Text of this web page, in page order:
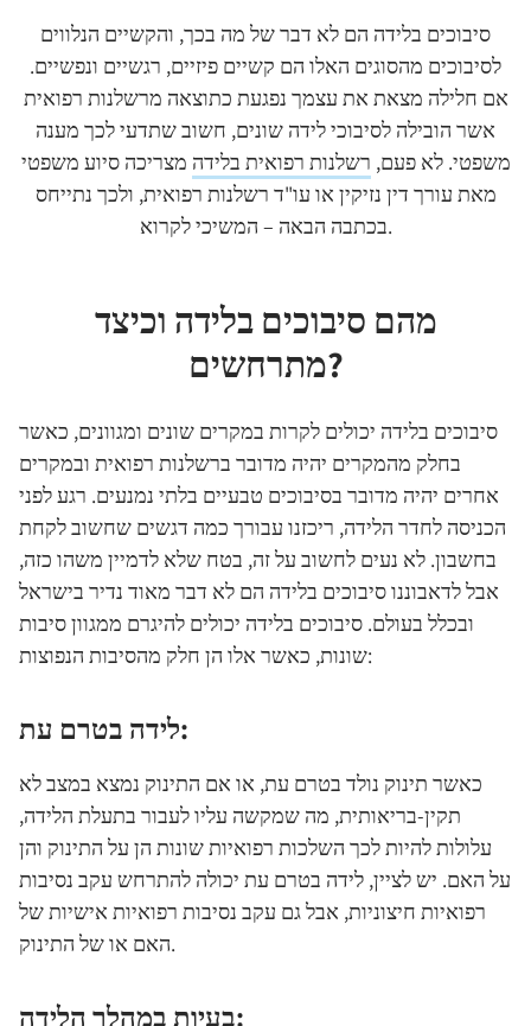
סיבוכים בלידה הם לא דבר של מה בכך, והקשיים הנלווים
לסיבוכים מהסוגים האלו הם קשיים פיזיים, רגשיים ונפשיים.
אם חלילה מצאת את עצמך נפגעת כתוצאה מרשלנות רפואית
אשר הובילה לסיבוכי לידה שונים, חשוב שתדעי לכך מענה
משפטי. לא פעם, רשלנות רפואית בלידה מצריכה סיוע משפטי
מאת עורך דין נזיקין או עו"ד רשלנות רפואית, ולכך נתייחס
בכתבה הבאה – המשיכי לקרוא.
מהם סיבוכים בלידה וכיצד
מתרחשים?
סיבוכים בלידה יכולים לקרות במקרים שונים ומגוונים, כאשר
בחלק מהמקרים יהיה מדובר ברשלנות רפואית ובמקרים
אחרים יהיה מדובר בסיבוכים טבעיים בלתי נמנעים. רגע לפני
הכניסה לחדר הלידה, ריכזנו עבורך כמה דגשים שחשוב לקחת
בחשבון. לא נעים לחשוב על זה, בטח שלא לדמיין משהו כזה,
אבל לדאבוננו סיבוכים בלידה הם לא דבר מאוד נדיר בישראל
ובכלל בעולם. סיבוכים בלידה יכולים להיגרם ממגוון סיבות
שונות, כאשר אלו הן חלק מהסיבות הנפוצות:
לידה בטרם עת:
כאשר תינוק נולד בטרם עת, או אם התינוק נמצא במצב לא
תקין-בריאותית, מה שמקשה עליו לעבור בתעלת הלידה,
עלולות להיות לכך השלכות רפואיות שונות הן על התינוק והן
על האם. יש לציין, לידה בטרם עת יכולה להתרחש עקב נסיבות
רפואיות חיצוניות, אבל גם עקב נסיבות רפואיות אישיות של
האם או של התינוק.
בעיות במהלך הלידה: